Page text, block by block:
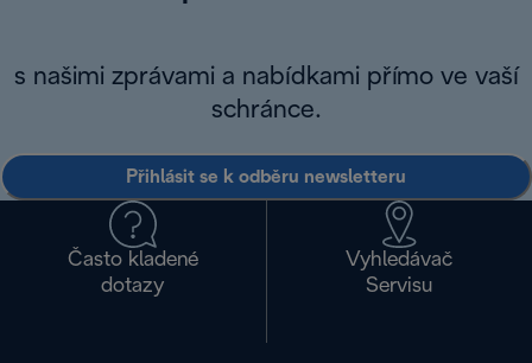
s našimi zprávami a nabídkami přímo ve vaší
schránce.
Přihlásit se k odběru newsletteru
Často kladené
dotazy
Vyhledávač
Servisu